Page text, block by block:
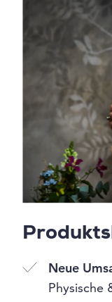
Neue
Physische